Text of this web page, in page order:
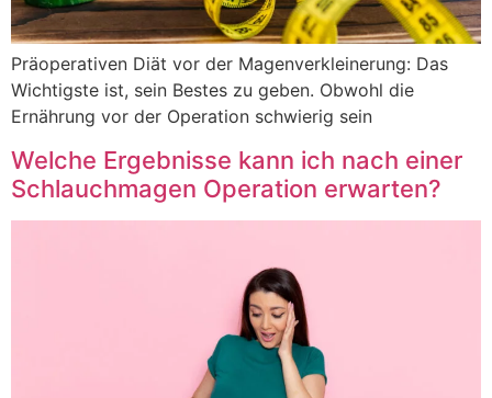
Präoperativen Diät vor der Magenverkleinerung: Das
Wichtigste ist, sein Bestes zu geben. Obwohl die
Ernährung vor der Operation schwierig sein
Welche Ergebnisse kann ich nach einer
Schlauchmagen Operation erwarten?